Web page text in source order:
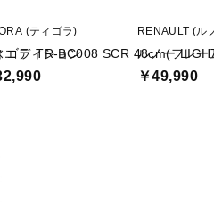
エディション
(ティゴラ)
ゴラ TR-BC008 SCR 48cm(フレー
RENAULT (ル
ルノー
￥49,990